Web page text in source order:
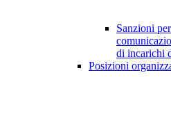
Sanzioni
di incarichi
Posizioni